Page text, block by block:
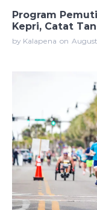
Program
Kepri, Catat
by Kalapena on